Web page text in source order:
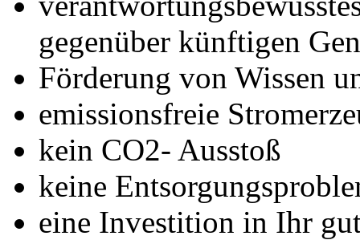
gegenüber künftigen
Förderung von Wissen
emissionsfreie
kein CO2- Ausstoß
keine
eine Investition in Ihr